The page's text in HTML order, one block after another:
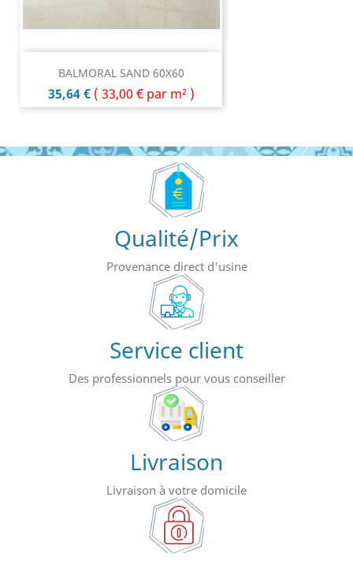
BALMORAL SAND 60X60
Prix
35,64 € ( 33,00 € par m² )
Qualité/Prix
Provenance direct d'usine
Service client
Des professionnels pour vous conseiller
Livraison
Livraison à votre domicile